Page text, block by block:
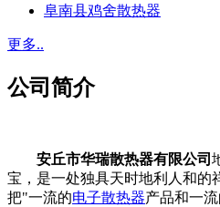
阜南县鸡舍散热器
更多..
公司简介
安丘市华瑞散热器有限公司
宝，是一处独具天时地利人和的
把"一流的电子散热器产品和一